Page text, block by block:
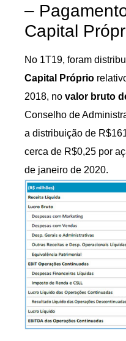
–
Capital
No 1T19, foram
Capital Próprio
2018, no valor bruto
Conselho de
a distribuição de
cerca de R$0,25 por
de janeiro de 2020.